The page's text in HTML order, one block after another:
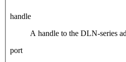
handle
A handle to the DLN-series
port